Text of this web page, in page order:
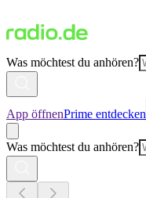
Was möchtest du anhören?
App öffnenPrime entdecken
Was möchtest du anhören?